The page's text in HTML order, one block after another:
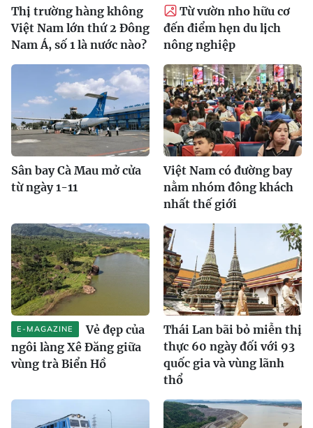
Thị trường hàng không
Việt Nam lớn thứ 2 Đông
Nam Á, số 1 là nước nào?
Từ vườn nho hữu cơ
đến điểm hẹn du lịch
nông nghiệp
Sân bay Cà Mau mở cửa
từ ngày 1-11
Việt Nam có đường bay
nằm nhóm đông khách
nhất thế giới
E-MAGAZINE
Vẻ đẹp của
ngôi làng Xê Đăng giữa
vùng trà Biển Hồ
Thái Lan bãi bỏ miễn thị
thực 60 ngày đối với 93
quốc gia và vùng lãnh
thổ